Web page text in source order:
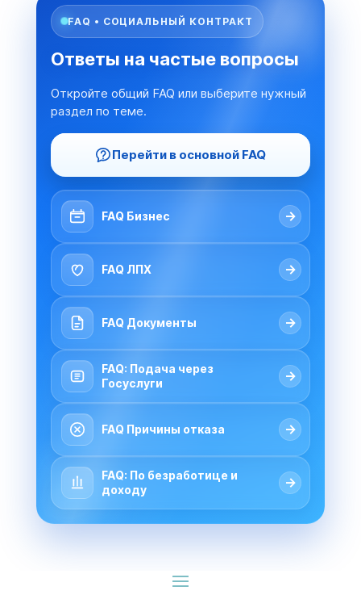
FAQ • СОЦИАЛЬНЫЙ КОНТРАКТ
Ответы на частые вопросы
Откройте общий FAQ или выберите нужный
раздел по теме.
Перейти в основной FAQ
FAQ Бизнес →
FAQ ЛПХ →
FAQ Документы →
FAQ: Подача через
Госуслуги
→
FAQ Причины отказа →
FAQ: По безработице и
доходу
→